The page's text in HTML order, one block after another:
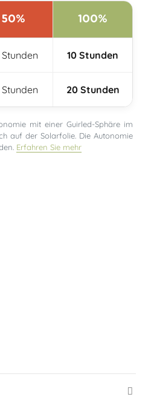
50% 100%
10 Stunden
20 Stunden
mit einer Guirled-Sphäre im
auf der Solarfolie. Die Autonomie
Erfahren Sie mehr